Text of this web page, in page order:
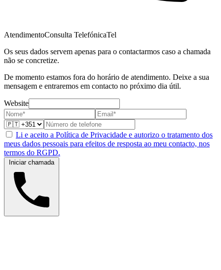
AtendimentoConsulta TelefónicaTel
Os seus dados servem apenas para o contactarmos caso a chamada
não se concretize.
De momento estamos fora do horário de atendimento. Deixe a sua
mensagem e entraremos em contacto no próximo dia útil.
Website
Li e aceito a Política de Privacidade e autorizo o tratamento dos
meus dados pessoais para efeitos de resposta ao meu contacto, nos
termos do RGPD.
Iniciar chamada